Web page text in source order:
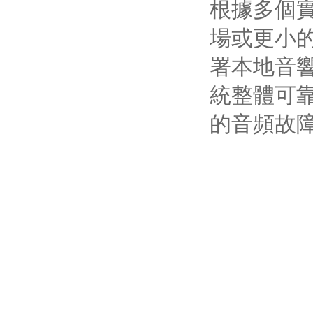
根據多個
場或更小
署本地音響
統整體可
的音頻故障